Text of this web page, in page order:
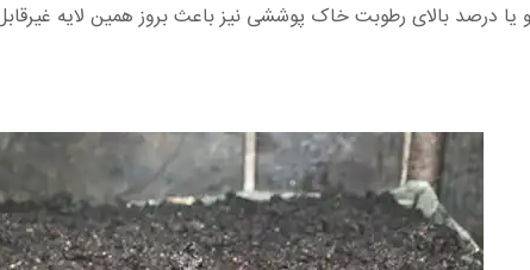
یا درصد بالای رطوبت خاک پوششی نیز باعث بروز همین لایه‌